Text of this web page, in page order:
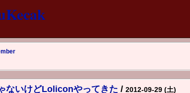
ないけどLoliconやってきた / 2012-09-29 (土)